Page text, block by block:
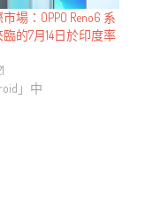
場：OPPO Reno6 系
的7月14日於印度率
」中